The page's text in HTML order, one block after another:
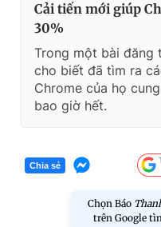
Cải tiến mới giúp
30%
Trong một bài đăng
cho biết đã tìm ra
Chrome của họ
bao giờ hết.
Chia sẻ
Chọn Báo
trên Google